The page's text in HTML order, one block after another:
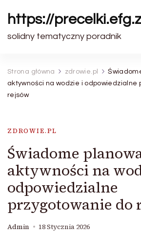
https://
solidny tematyczny poradnik
Strona główna zdrowie.pl
aktywności na wodzie i odpowiedzialne
rejsów
ZDROWIE.PL
Świadome
aktywności na
odpowiedzialne
przygotowanie do
Admin 18 Stycznia 2026